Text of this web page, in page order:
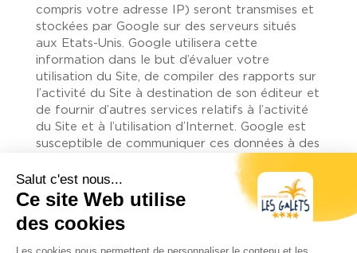
compris votre adresse IP) seront transmises et
stockées par Google sur des serveurs situés
aux Etats-Unis. Google utilisera cette
information dans le but d’évaluer votre
utilisation du Site, de compiler des rapports sur
l’activité du Site à destination de son éditeur et
de fournir d’autres services relatifs à l’activité
du Site et à l’utilisation d’Internet. Google est
susceptible de communiquer ces données à des
tiers en cas d’obligation légale ou lorsque ces
tiers traitent ces données pour le compte de
Google, y compris notamment l’éditeur de ce
Site. Google ne recoupera pas votre adresse IP
avec toute autre donnée détenue par Google.